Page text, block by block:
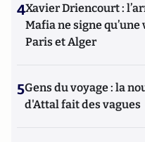
4Xavier Driencourt :
Mafia ne signe
Paris et Alger
5Gens du voyage : la
d'Attal fait des vagues